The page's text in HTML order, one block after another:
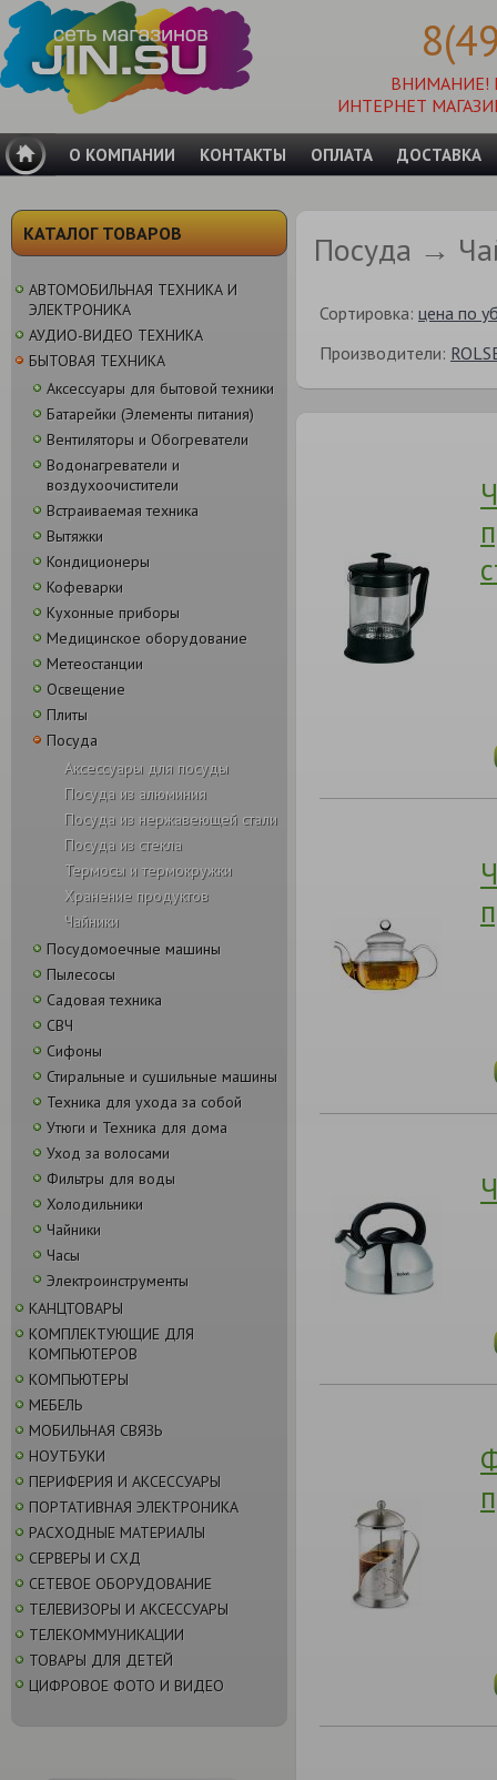
ВНИМАНИЕ!
ИНТЕРНЕТ
О КОМПАНИИ КОНТАКТЫ ОПЛАТА ДОСТАВКА
КАТАЛОГ ТОВАРОВ
АВТОМОБИЛЬНАЯ ТЕХНИКА И
ЭЛЕКТРОНИКА
АУДИО-ВИДЕО ТЕХНИКА
БЫТОВАЯ ТЕХНИКА
Аксессуары для бытовой техники
Батарейки (Элементы питания)
Вентиляторы и Обогреватели
Водонагреватели и
воздухоочистители
Встраиваемая техника
Вытяжки
Кондиционеры
Кофеварки
Кухонные приборы
Медицинское оборудование
Метеостанции
Освещение
Плиты
Посуда
Аксессуары для посуды
Посуда из алюминия
Посуда из нержавеющей стали
Посуда из стекла
Термосы и термокружки
Хранение продуктов
Чайники
Посудомоечные машины
Пылесосы
Садовая техника
СВЧ
Сифоны
Стиральные и сушильные машины
Техника для ухода за собой
Утюги и Техника для дома
Уход за волосами
Фильтры для воды
Холодильники
Чайники
Часы
Электроинструменты
КАНЦТОВАРЫ
КОМПЛЕКТУЮЩИЕ ДЛЯ
КОМПЬЮТЕРОВ
КОМПЬЮТЕРЫ
МЕБЕЛЬ
МОБИЛЬНАЯ СВЯЗЬ
НОУТБУКИ
ПЕРИФЕРИЯ И АКСЕССУАРЫ
ПОРТАТИВНАЯ ЭЛЕКТРОНИКА
РАСХОДНЫЕ МАТЕРИАЛЫ
СЕРВЕРЫ И СХД
СЕТЕВОЕ ОБОРУДОВАНИЕ
ТЕЛЕВИЗОРЫ И АКСЕССУАРЫ
ТЕЛЕКОММУНИКАЦИИ
ТОВАРЫ ДЛЯ ДЕТЕЙ
ЦИФРОВОЕ ФОТО И ВИДЕО
Посуда →
Сортировка: цена по
Производители: